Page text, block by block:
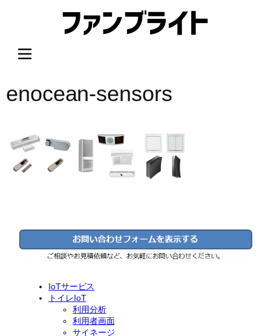
プ
enocean-sensors
IoTサービス
トイレIoT
利用分析
利用者画面
サイネージ